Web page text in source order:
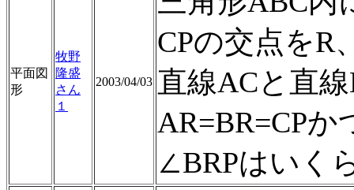
平面図
形
牧野
隆盛
さん
１
2003/04/03
CPの交点をR
直線ACと直
AR=BR=CP
∠BRPはいく